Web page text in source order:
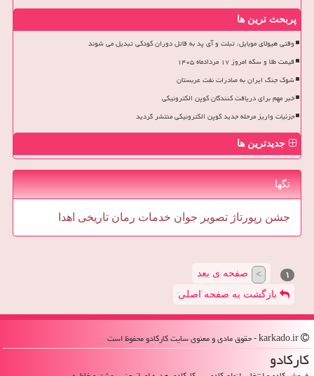
پربحث ترین ها
وقتی هیولای موبایل، تبلت و آی پد به قاتل دوران کودکی تبدیل می شوند
قیمت طلا و سکه امروز ۱۷ مردادماه ۱۴۰۵
شوک جنگ ایران به صادرات نفت عربستان
خبر مهم برای دریافت کنندگان کوپن الکترونیکی
جزئیات واریز مرحله جدید کوپن الکترونیکی منتشر گردید
جدیدترین ها
تگها
جشن رپورتاژ تصویر جوان خدمات رمان تاریخی اهدا
۱ >
صفحه ی بعد
بازگشت به صفحه اصلی
كاركادو